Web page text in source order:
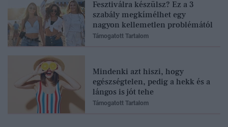
Fesztiválra készülsz? Ez a 3
szabály megkímélhet egy
nagyon kellemetlen problémától
Támogatott Tartalom
Mindenki azt hiszi, hogy
egészségtelen, pedig a hekk és a
lángos is jót tehe
Támogatott Tartalom